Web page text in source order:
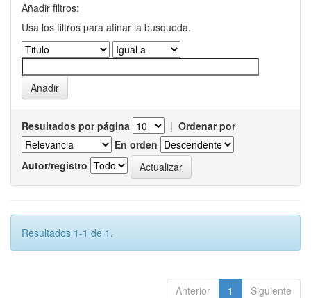
Añadir filtros:
Usa los filtros para afinar la busqueda.
Resultados por página | Ordenar por
En orden
Autor/registro
Resultados 1-1 de 1.
Anterior 1 Siguiente